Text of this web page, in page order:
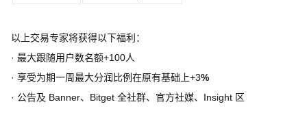
以上交易专家将获得以下福利：
· 最大跟随用户数名额+100人
· 享受为期一周最大分润比例在原有基础上+3%
· 公告及 Banner、 Bitget 全社群、官方社媒、 Insight 区